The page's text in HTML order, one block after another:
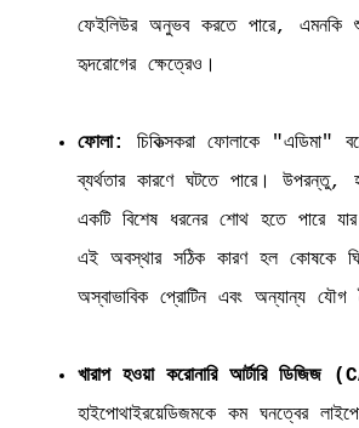
ফেইলিউর অনুভব করতে পারে, এমনকি
হৃদরোগের ক্ষেত্রেও।
ফোলা:
চিকিত্সকরা ফোলাকে "এডিমা"
ব্যর্থতার কারণে ঘটতে পারে। উপরন্তু,
একটি বিশেষ ধরনের শোথ হতে পারে
এই অবস্থার সঠিক কারণ হল কোষকে
অস্বাভাবিক প্রোটিন এবং অন্যান্য যৌগ
খারাপ হওয়া করোনারি আর্টারি ডিজিজ
হাইপোথাইরয়েডিজমকে কম ঘনত্বের